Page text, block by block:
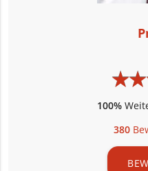
★★
★★
100%
380